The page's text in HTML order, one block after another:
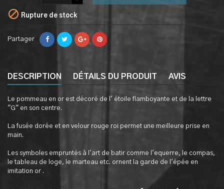
 Rupture de stock
Partager
DESCRIPTION DÉTAILS DU PRODUIT AVIS
Le pommeau en or est décoré de l' étoile flamboyante et de la lettre
"G" en son centre.
La fusée dorée et en velour rouge roi permet une meilleure prise en
main.
Les symboles empruntés à l'art de batir comme l'equerre, le compas,
le tableau de loge, le marteau etc. ornent la garde de l'épée en
imitation or .